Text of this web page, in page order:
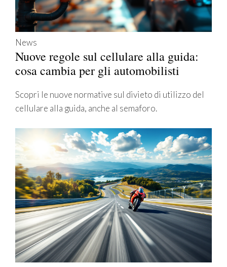
News
Nuove regole sul cellulare alla guida:
cosa cambia per gli automobilisti
Scopri le nuove normative sul divieto di utilizzo del
cellulare alla guida, anche al semaforo.